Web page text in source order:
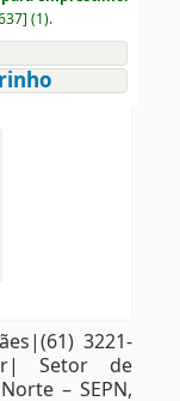
] (1).
3221-
Setor de
– SEPN,